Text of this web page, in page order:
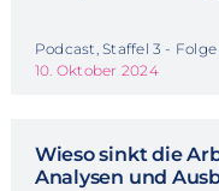
Podcast, Staffel 3 - Folge
10. Oktober 2024
Wieso sinkt die
Analysen und